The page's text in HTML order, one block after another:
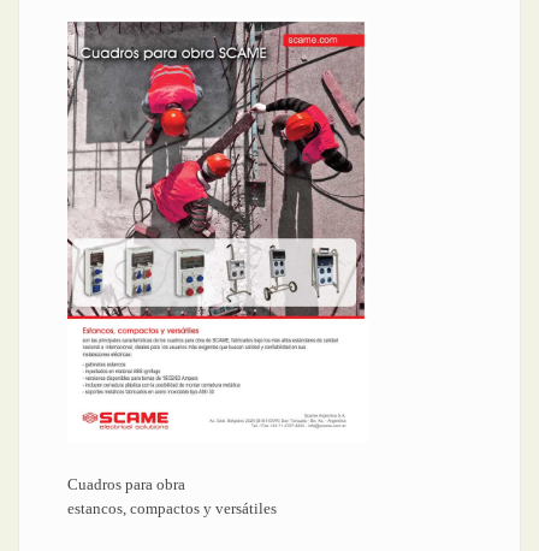
Cuadros para obra
estancos, compactos y versátiles